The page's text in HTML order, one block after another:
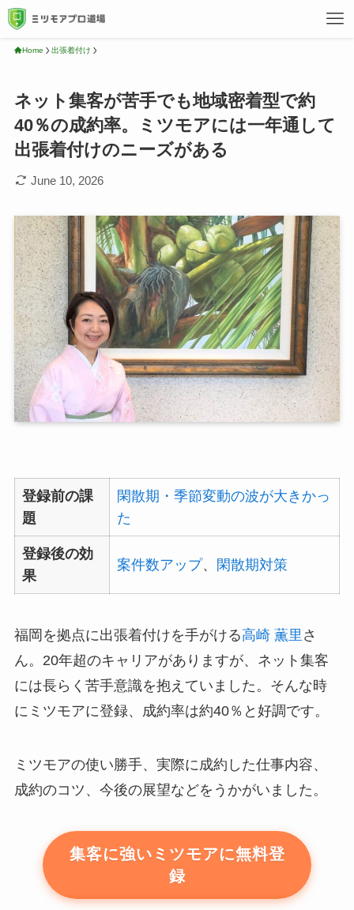
Home 出張着付け
ネット集客が苦手でも地域密着型で約
40％の成約率。ミツモアには一年通して
出張着付けのニーズがある
June 10, 2026
登録前の課
題
閑散期・季節変動の波が大きかっ
た
登録後の効
果
案件数アップ、 閑散期対策
福岡を拠点に出張着付けを手がける高崎 薫里 さ
ん。20年超のキャリアがありますが、ネット集客
には長らく苦手意識を抱えていました。そんな時
にミツモアに登録、成約率は約40％と好調です。
ミツモアの使い勝手、実際に成約した仕事内容、
成約のコツ、今後の展望などをうかがいました。
集客に強いミツモアに無料登
録